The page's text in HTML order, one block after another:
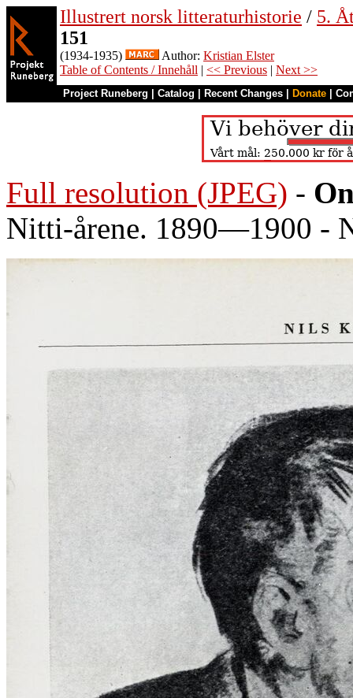
Illustrert norsk litteraturhistorie / 5.
151
(1934-1935) Author: Kristian Elster
Table of Contents / Innehåll | << Previous | Next >>
Project Runeberg Catalog Recent Changes Donate
Full resolution (JPEG) -
Nitti-årene. 1890—1900 -